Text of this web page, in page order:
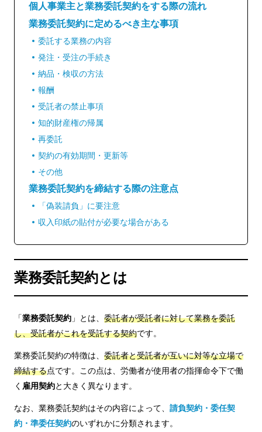
個人事業主と業務委託契約をする際の流れ
業務委託契約に定めるべき主な事項
委託する業務の内容
発注・受注の手続き
納品・検収の方法
報酬
受託者の禁止事項
知的財産権の帰属
再委託
契約の有効期間・更新等
その他
業務委託契約を締結する際の注意点
「偽装請負」に要注意
収入印紙の貼付が必要な場合がある
業務委託契約とは
「業務委託契約 」とは、 委託者が受託者に対して業務を委託
し、受託者がこれを受託する契約です。
業務委託契約の特徴は、 委託者と受託者が互いに対等な立場で
締結する点です。この点は、労働者が使用者の指揮命令下で働
く 雇用契約と大きく異なります。
なお、業務委託契約はその内容によって、 請負契約・委任契
約・準委任契約のいずれかに分類されます。